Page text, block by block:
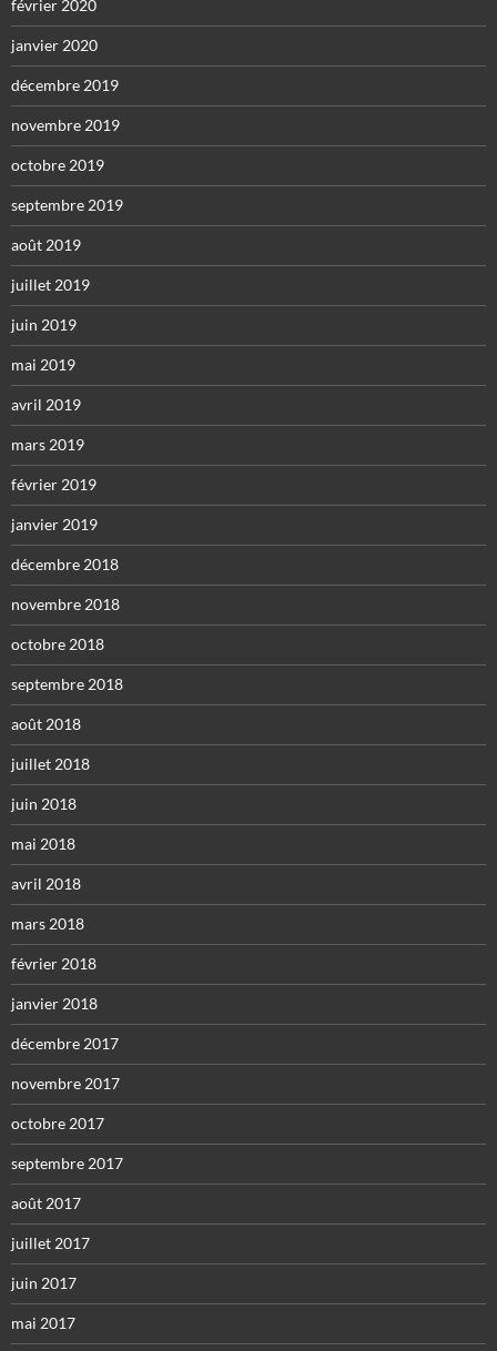
février 2020
janvier 2020
décembre 2019
novembre 2019
octobre 2019
septembre 2019
août 2019
juillet 2019
juin 2019
mai 2019
avril 2019
mars 2019
février 2019
janvier 2019
décembre 2018
novembre 2018
octobre 2018
septembre 2018
août 2018
juillet 2018
juin 2018
mai 2018
avril 2018
mars 2018
février 2018
janvier 2018
décembre 2017
novembre 2017
octobre 2017
septembre 2017
août 2017
juillet 2017
juin 2017
mai 2017